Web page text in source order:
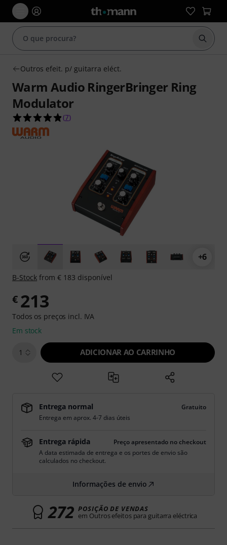
Iniciar
Outros efeit. p/ guitarra eléct.
Warm Audio RingerBringer Ring
Modulator
4.9 de 5 estrelas de 7 avaliações de clientes
(7)
+6
B-Stock from € 183 disponível
€ 213
Todos os preços incl. IVA
Em stock
1 ADICIONAR AO CARRINHO
Entrega normal
Gratuito
Entrega em aprox. 4-7 dias úteis
Entrega rápida
Preço apresentado no checkout
A data estimada de entrega e os portes de envio são
calculados no checkout.
Informações de envio
272 POSIÇÃO DE VENDAS
em Outros efeitos para guitarra eléctrica